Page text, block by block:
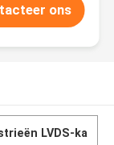
ons
LVDS-ka